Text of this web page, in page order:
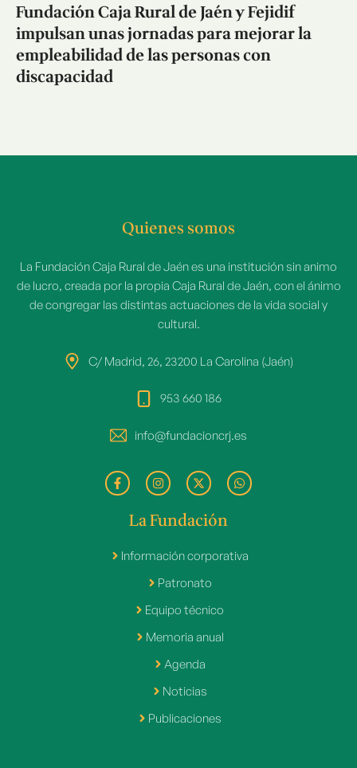
Fundación Caja Rural de Jaén y Fejidif
impulsan unas jornadas para mejorar la
empleabilidad de las personas con
discapacidad
Quienes somos
La Fundación Caja Rural de Jaén es una institución sin animo
de lucro, creada por la propia Caja Rural de Jaén, con el ánimo
de congregar las distintas actuaciones de la vida social y
cultural.
C/ Madrid, 26, 23200 La Carolina (Jaén)
953 660 186
info@fundacioncrj.es
La Fundación
Información corporativa
Patronato
Equipo técnico
Memoria anual
Agenda
Noticias
Publicaciones